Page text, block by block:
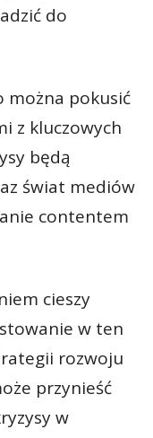
do
można pokusić
z kluczowych
będą
świat mediów
contentem
cieszy
w ten
rozwoju
przynieść
w